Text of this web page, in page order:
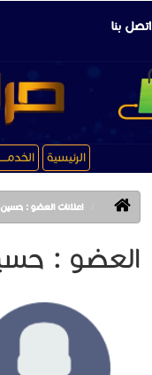
اتصل بنا
الرئيسية
اعلانات العضو :
العضو :